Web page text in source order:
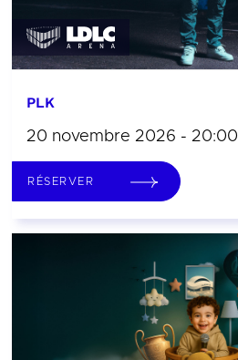
PLK
20 novembre 2026 - 20:00
RÉSERVER